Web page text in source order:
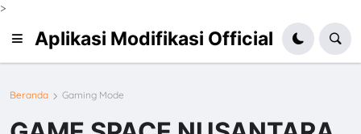
>
Aplikasi Modifikasi Official
Beranda Gaming Mode